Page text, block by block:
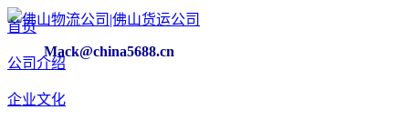
Mack@china5688.cn
首页
公司介绍
企业文化